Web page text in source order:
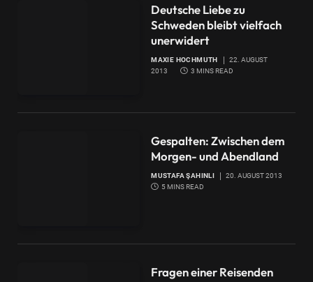
Deutsche Liebe zu
Schweden bleibt vielfach
unerwidert
MAXIE HOCHMUTH
22. AUGUST
2013
3 MINS READ
Gespalten: Zwischen dem
Morgen- und Abendland
MUSTAFA ŞAHINLI
20. AUGUST 2013
5 MINS READ
Fragen einer Reisenden